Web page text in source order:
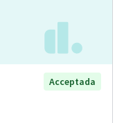
Acceptada